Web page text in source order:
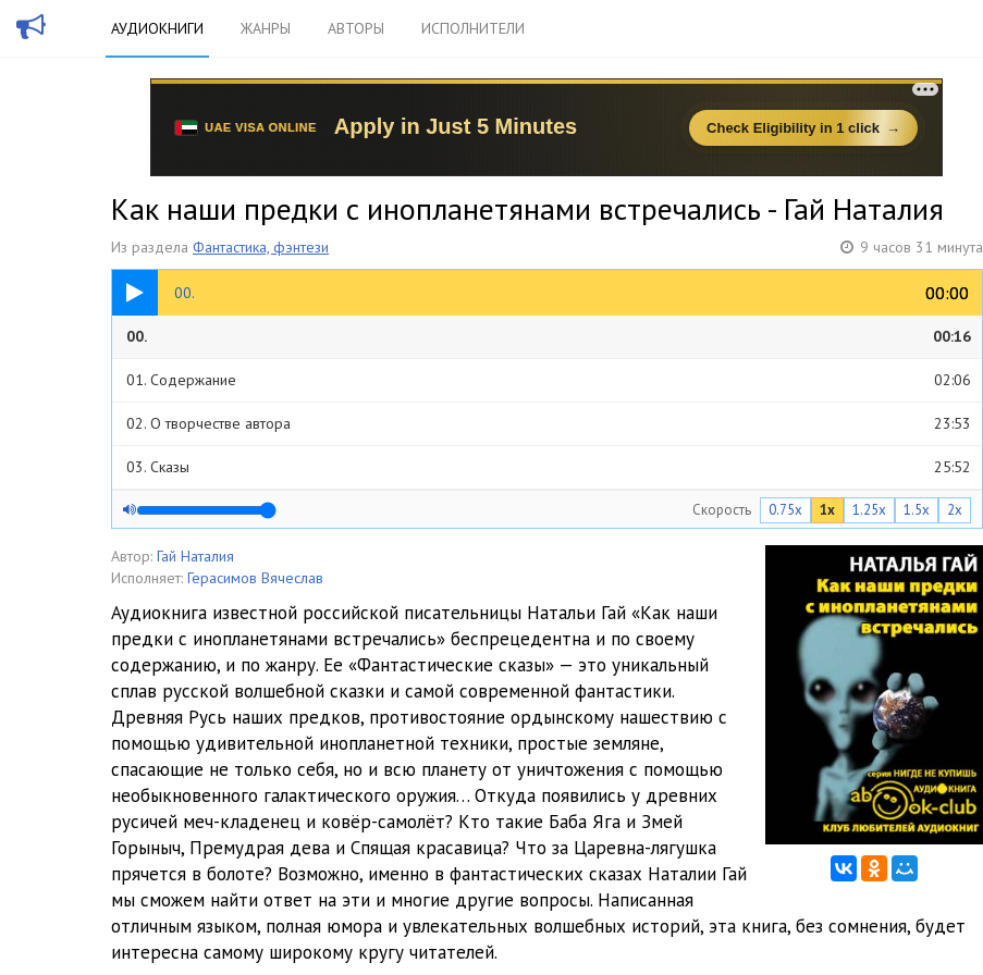
АУДИОКНИГИ ЖАНРЫ АВТОРЫ ИСПОЛНИТЕЛИ
Как наши предки с инопланетянами встречались - Гай Наталия
Из раздела Фантастика, фэнтези 9 часов 31 минута
00. 00:00
00:00
00:16
00. 00:16
01. Содержание 02:06
02. О творчестве автора 23:53
03. Сказы 25:52
04. Сказы 30:53
05. Сказы 32:42
29:00
07. Сказы 22:45
08. Сказы
09. Сказы
10. Сказы 27:01
11. Сказы 21:53
12. Сказы
13. Сказы
14. Сказы
Скорость 0.75x 1x 1.25x 1.5x 2x
Автор: Гай Наталия
Исполняет: Герасимов Вячеслав
Аудиокнига известной российской писательницы Натальи Гай «Как наши
предки с инопланетянами встречались» беспрецедентна и по своему
содержанию, и по жанру. Ее «Фантастические сказы» — это уникальный
сплав русской волшебной сказки и самой современной фантастики.
Древняя Русь наших предков, противостояние ордынскому нашествию с
помощью удивительной инопланетной техники, простые земляне,
спасающие не только себя, но и всю планету от уничтожения с помощью
необыкновенного галактического оружия… Откуда появились у древних
русичей меч-кладенец и ковёр-самолёт? Кто такие Баба Яга и Змей
Горыныч, Премудрая дева и Спящая красавица? Что за Царевна-лягушка
прячется в болоте? Возможно, именно в фантастических сказах Наталии Гай
мы сможем найти ответ на эти и многие другие вопросы. Написанная
отличным языком, полная юмора и увлекательных волшебных историй, эта книга, без сомнения, будет
интересна самому широкому кругу читателей.